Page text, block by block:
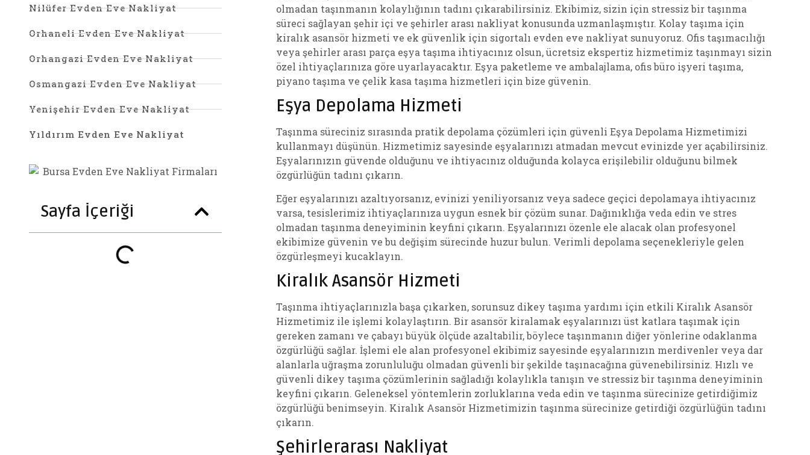
Nilüfer Evden Eve Nakliyat
Orhaneli Evden Eve Nakliyat
Orhangazi Evden Eve Nakliyat
Osmangazi Evden Eve Nakliyat
Yenişehir Evden Eve Nakliyat
Yıldırım Evden Eve Nakliyat
Sayfa İçeriği
olmadan taşınmanın kolaylığının tadını çıkarabilirsiniz. Ekibimiz, sizin için stressiz bir taşınma
süreci sağlayan şehir içi ve şehirler arası nakliyat konusunda uzmanlaşmıştır. Kolay taşıma için
kiralık asansör hizmeti ve ek güvenlik için sigortalı evden eve nakliyat sunuyoruz. Ofis taşımacılığı
veya şehirler arası parça eşya taşıma ihtiyacınız olsun, ücretsiz ekspertiz hizmetimiz taşınmayı sizin
özel ihtiyaçlarınıza göre uyarlayacaktır. Eşya paketleme ve ambalajlama, ofis büro işyeri taşıma,
piyano taşıma ve çelik kasa taşıma hizmetleri için bize güvenin.
Eşya Depolama Hizmeti
Taşınma süreciniz sırasında pratik depolama çözümleri için güvenli Eşya Depolama Hizmetimizi
kullanmayı düşünün. Hizmetimiz sayesinde eşyalarınızı atmadan mevcut evinizde yer açabilirsiniz.
Eşyalarınızın güvende olduğunu ve ihtiyacınız olduğunda kolayca erişilebilir olduğunu bilmek
özgürlüğün tadını çıkarın.
Eğer eşyalarınızı azaltıyorsanız, evinizi yeniliyorsanız veya sadece geçici depolamaya ihtiyacınız
varsa, tesislerimiz ihtiyaçlarınıza uygun esnek bir çözüm sunar. Dağınıklığa veda edin ve stres
olmadan taşınma deneyiminin keyfini çıkarın. Eşyalarınızı özenle ele alacak olan profesyonel
ekibimize güvenin ve bu değişim sürecinde huzur bulun. Verimli depolama seçenekleriyle gelen
özgürleşmeyi kucaklayın.
Kiralık Asansör Hizmeti
Taşınma ihtiyaçlarınızla başa çıkarken, sorunsuz dikey taşıma yardımı için etkili Kiralık Asansör
Hizmetimiz ile işlemi kolaylaştırın. Bir asansör kiralamak eşyalarınızı üst katlara taşımak için
gereken zamanı ve çabayı büyük ölçüde azaltabilir, böylece taşınmanın diğer yönlerine odaklanma
özgürlüğü sağlar. İşlemi ele alan profesyonel ekibimiz sayesinde eşyalarınızın merdivenler veya dar
alanlarla uğraşma zorunluluğu olmadan güvenli bir şekilde taşınacağına güvenebilirsiniz. Hızlı ve
güvenli dikey taşıma çözümlerinin sağladığı kolaylıkla tanışın ve stressiz bir taşınma deneyiminin
keyfini çıkarın. Geleneksel yöntemlerin zorluklarına veda edin ve taşınma sürecinize getirdiğimiz
özgürlüğü benimseyin. Kiralık Asansör Hizmetimizin taşınma sürecinize getirdiği özgürlüğün tadını
çıkarın.
Şehirlerarası Nakliyat